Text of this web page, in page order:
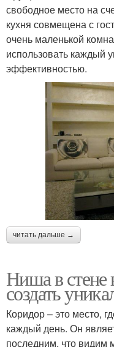
свободное место на
кухня совмещена с
очень маленькой
использовать каждый
эффективностью.
читать дальше →
Ниша в стене
создать
Коридор – это место,
каждый день. Он
последним, что